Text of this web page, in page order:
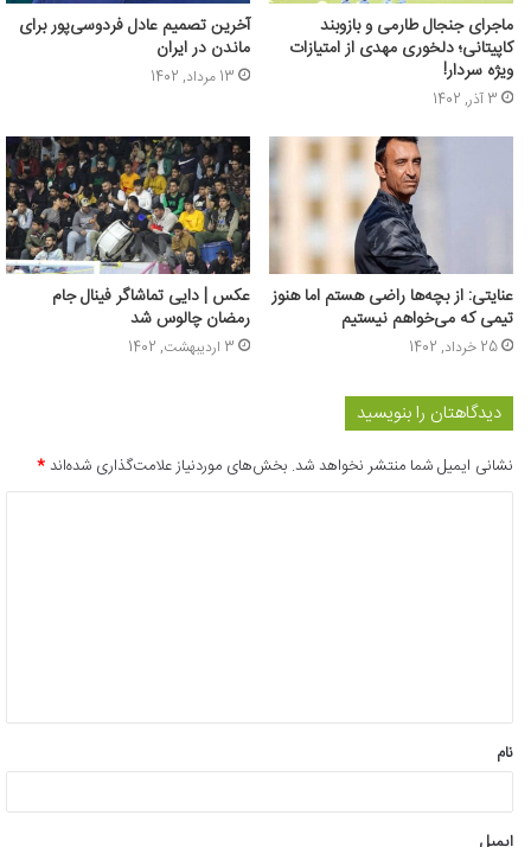
ماجرای جنجال طارمی و بازوبند
کاپیتانی؛ دلخوری مهدی از امتیازات
ویژه سردار!
3 آذر, 1402
آخرین تصمیم عادل فردوسی‌پور برای
ماندن در ایران
13 مرداد, 1402
عنایتی: از بچه‌ها راضی هستم اما هنوز
تیمی که می‌خواهم نیستیم
25 خرداد, 1402
عکس | دایی تماشاگر فینال جام
رمضان چالوس شد
3 اردیبهشت, 1402
دیدگاهتان را بنویسید
نشانی ایمیل شما منتشر نخواهد شد. بخش‌های موردنیاز علامت‌گذاری شده‌اند*
*
نام